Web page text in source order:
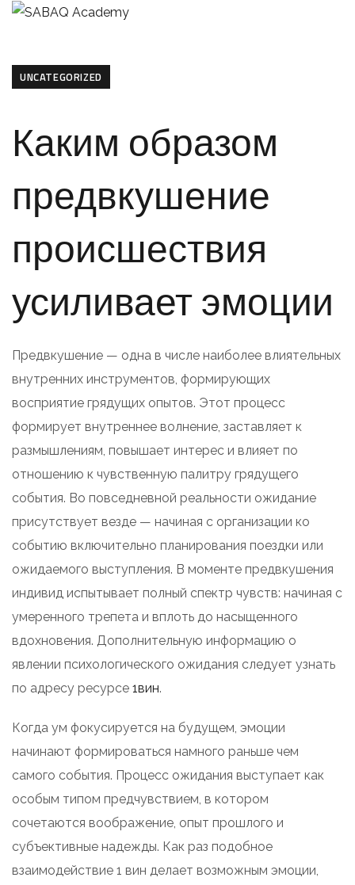
UNCATEGORIZED
Каким образом
предвкушение
происшествия
усиливает эмоции
Предвкушение — одна в числе наиболее влиятельных
внутренних инструментов, формирующих
восприятие грядущих опытов. Этот процесс
формирует внутреннее волнение, заставляет к
размышлениям, повышает интерес и влияет по
отношению к чувственную палитру грядущего
события. Во повседневной реальности ожидание
присутствует везде — начиная с организации ко
событию включительно планирования поездки или
ожидаемого выступления. В моменте предвкушения
индивид испытывает полный спектр чувств: начиная с
умеренного трепета и вплоть до насыщенного
вдохновения. Дополнительную информацию о
явлении психологического ожидания следует узнать
по адресу ресурсе 1вин.
Когда ум фокусируется на будущем, эмоции
начинают формироваться намного раньше чем
самого события. Процесс ожидания выступает как
особым типом предчувствием, в котором
сочетаются воображение, опыт прошлого и
субъективные надежды. Как раз подобное
взаимодействие 1 вин делает возможным эмоции,